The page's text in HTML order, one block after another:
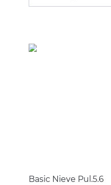
Basic Nieve Pul.5.6